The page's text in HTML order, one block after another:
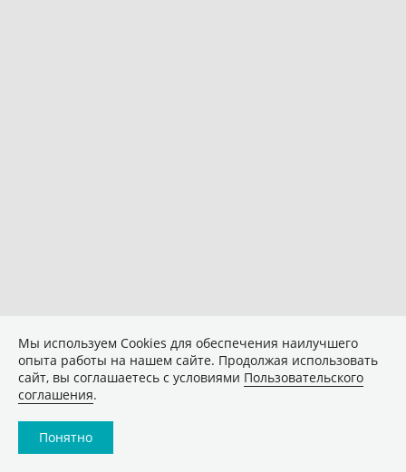
Мы используем Сookies для обеспечения наилучшего
опыта работы на нашем сайте. Продолжая использовать
сайт, вы соглашаетесь с условиями Пользовательского
соглашения.
Понятно